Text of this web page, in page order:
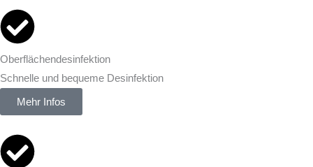
Oberflächendesinfektion
Schnelle und bequeme Desinfektion
Mehr Infos